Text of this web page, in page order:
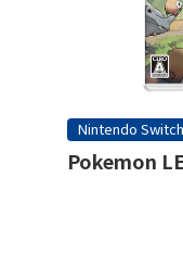
Nintendo Switch
Pokemon